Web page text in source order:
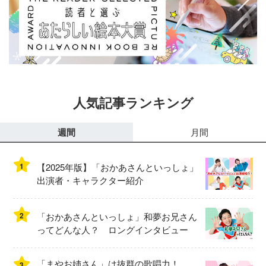
人気記事ランキング
週間 月間
1
【2025年版】「おかあさんといっしょ」
出演者・キャラクター紹介
2
「おかあさんといっしょ」和夢お兄さん
ってどんな人？ ロングインタビュー
「まやお姉さん」は抜群の歌唱力！